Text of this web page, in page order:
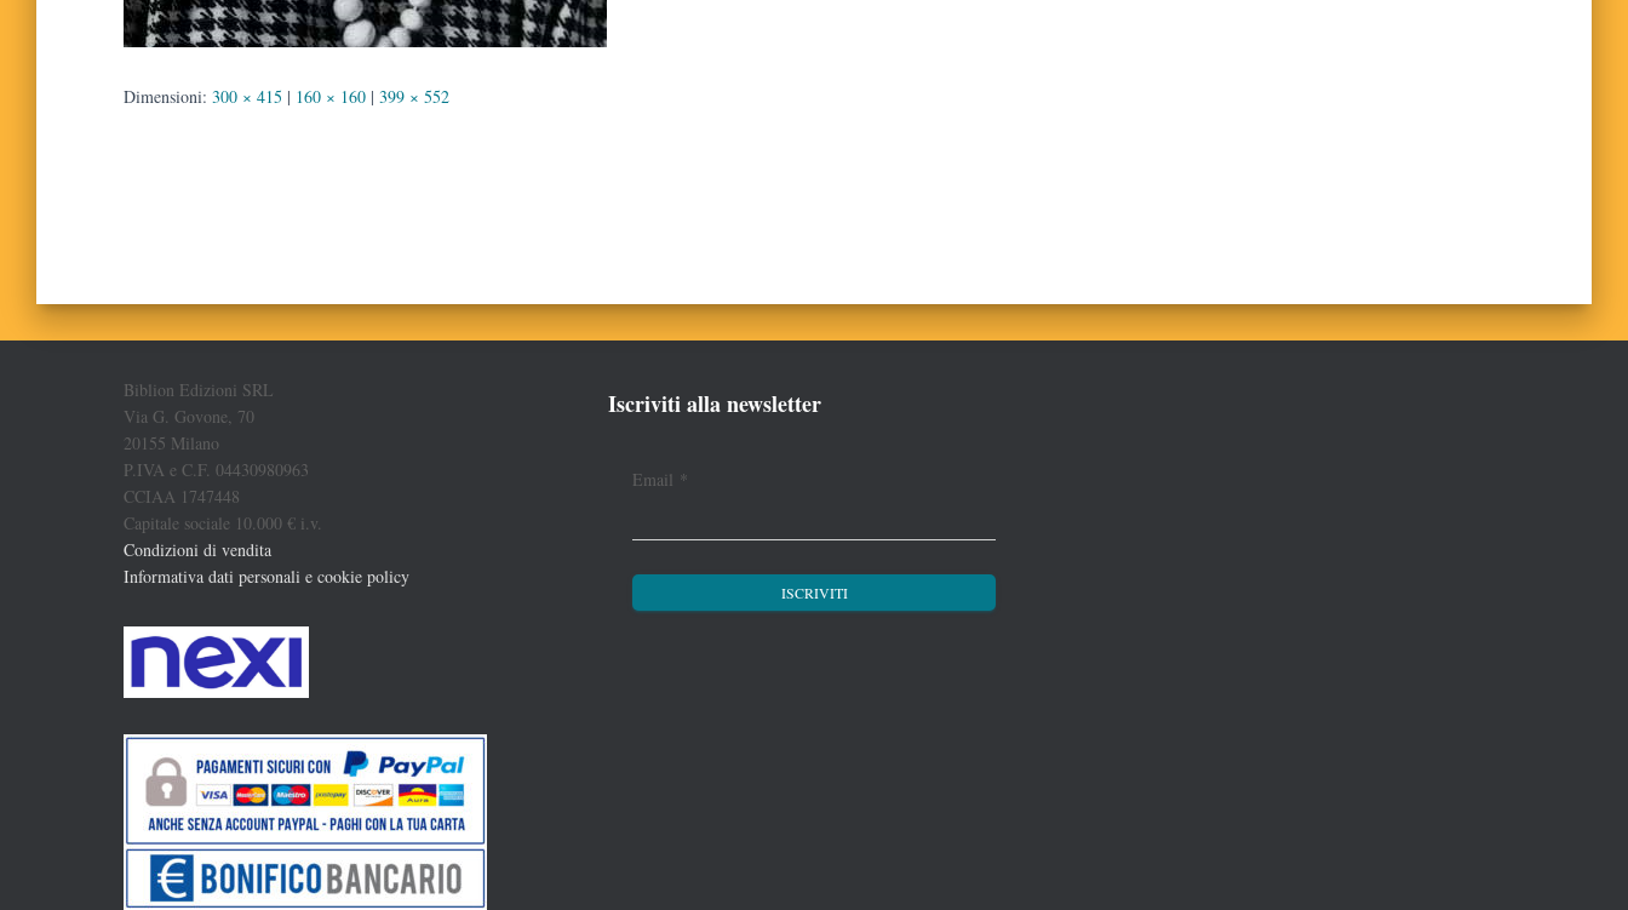
Dimensioni: 300 × 415 | 160 × 160 | 399 × 552
Biblion Edizioni SRL
Via G. Govone, 70
20155 Milano
P.IVA e C.F. 04430980963
CCIAA 1747448
Capitale sociale 10.000 € i.v.
Condizioni di vendita
Informativa dati personali e cookie policy
Iscriviti alla newsletter
Email *